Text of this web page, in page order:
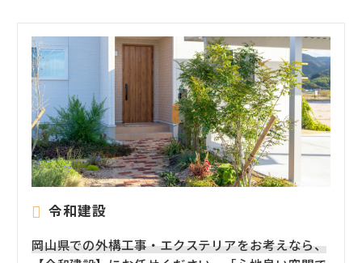
令和建設
岡山県での外構工事・エクステリアをお考えなら、